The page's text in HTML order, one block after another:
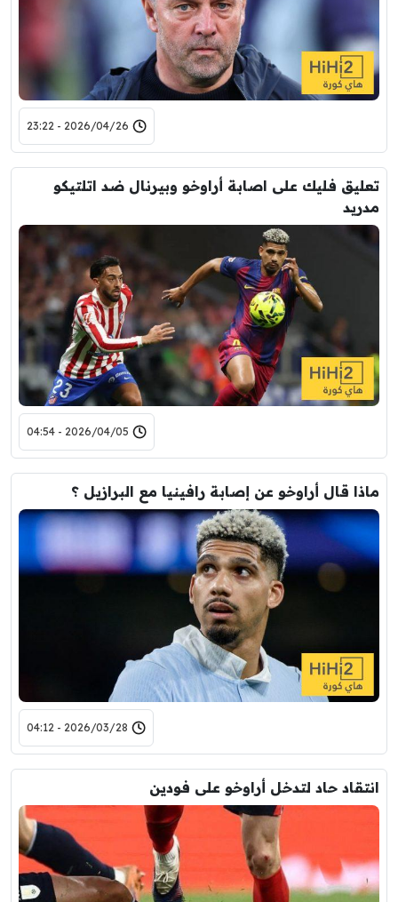
2026/04/26 - 23:22
تعليق فليك على اصابة أراوخو وبيرنال ضد اتلتيكو
مدريد
2026/04/05 - 04:54
ماذا قال أراوخو عن إصابة رافينيا مع البرازيل ؟
2026/03/28 - 04:12
انتقاد حاد لتدخل أراوخو على فودين